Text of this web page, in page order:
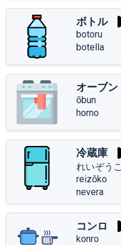
ボトル
botoru
botella
オーブン
ōbun
horno
冷蔵庫
れいぞうこ
reizōko
nevera
コンロ
konro